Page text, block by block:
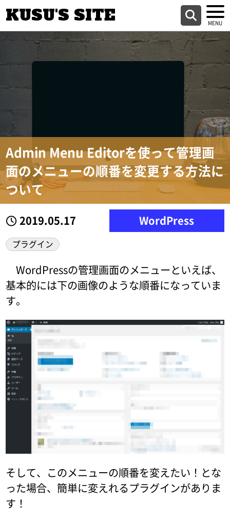
KUSU'S SITE
Admin Menu Editorを使って管理画
面のメニューの順番を変更する方法に
ついて
2019.05.17 WordPress
プラグイン
WordPressの管理画面のメニューといえば、
基本的には下の画像のような順番になっていま
す。
そして、このメニューの順番を変えたい！とな
った場合、簡単に変えれるプラグインがありま
す！